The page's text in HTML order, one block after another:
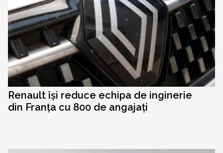
Renault își reduce echipa de inginerie
din Franța cu 800 de angajați